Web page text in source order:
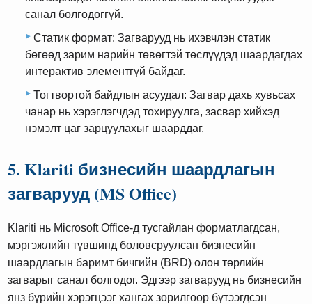
санал болгодоггүй.
Статик формат: Загварууд нь ихэвчлэн статик
бөгөөд зарим нарийн төвөгтэй төслүүдэд шаардагдах
интерактив элементгүй байдаг.
Тогтвортой байдлын асуудал: Загвар дахь хувьсах
чанар нь хэрэглэгчдэд тохируулга, засвар хийхэд
нэмэлт цаг зарцуулахыг шаарддаг.
5. Klariti бизнесийн шаардлагын
загварууд (MS Office)
Klariti нь Microsoft Office-д тусгайлан форматлагдсан,
мэргэжлийн түвшинд боловсруулсан бизнесийн
шаардлагын баримт бичгийн (BRD) олон төрлийн
загварыг санал болгодог. Эдгээр загварууд нь бизнесийн
янз бүрийн хэрэгцээг хангах зорилгоор бүтээгдсэн